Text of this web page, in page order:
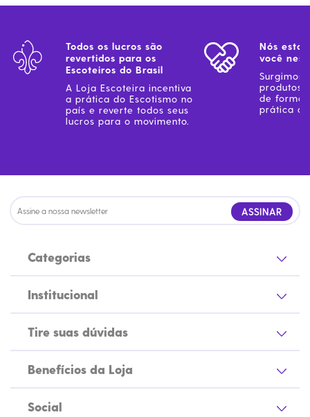
Todos os lucros são
revertidos para os
Escoteiros do Brasil
A Loja Escoteira incentiva
a prática do Escotismo no
país e reverte todos seus
lucros para o movimento.
Nós
você
Surgimos
produtos
de forma
prática
ASSINAR
Categorias
Institucional
Tire suas dúvidas
Benefícios da Loja
Social